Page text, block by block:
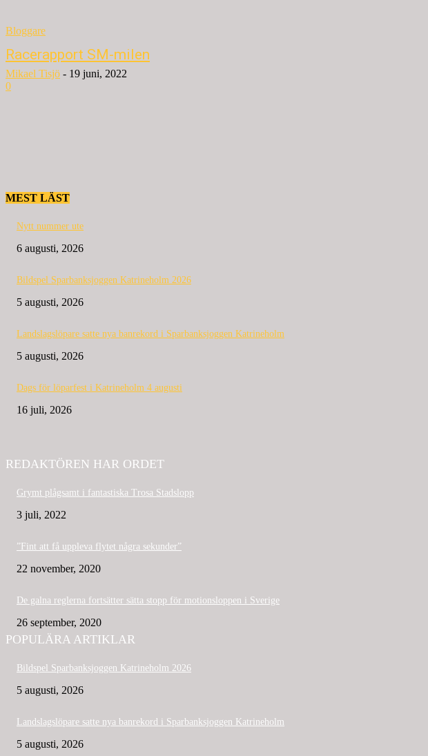
Bloggare
Racerapport SM-milen
Mikael Tisjö - 19 juni, 2022
0
MEST LÄST
Nytt nummer ute
6 augusti, 2026
Bildspel Sparbanksjoggen Katrineholm 2026
5 augusti, 2026
Landslagslöpare satte nya banrekord i Sparbanksjoggen Katrineholm
5 augusti, 2026
Dags för löparfest i Katrineholm 4 augusti
16 juli, 2026
REDAKTÖREN HAR ORDET
Grymt plågsamt i fantastiska Trosa Stadslopp
3 juli, 2022
”Fint att få uppleva flytet några sekunder”
22 november, 2020
De galna reglerna fortsätter sätta stopp för motionsloppen i Sverige
26 september, 2020
POPULÄRA ARTIKLAR
Bildspel Sparbanksjoggen Katrineholm 2026
5 augusti, 2026
Landslagslöpare satte nya banrekord i Sparbanksjoggen Katrineholm
5 augusti, 2026